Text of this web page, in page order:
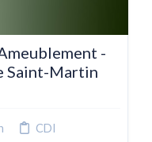
-
Saint-Martin
CDI